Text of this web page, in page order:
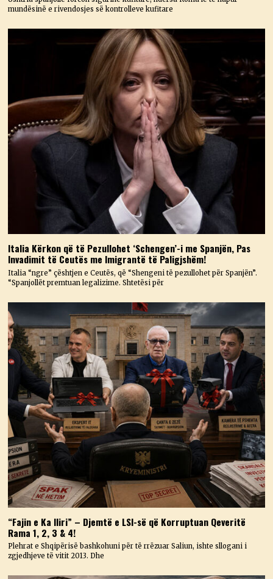
mundësinë e rivendosjes së kontrolleve kufitare
Italia Kërkon që të Pezullohet ‘Schengen’-i me Spanjën, Pas
Invadimit të Ceutës me Imigrantë të Paligjshëm!
Italia “ngre” çështjen e Ceutës, që “Shengeni të pezullohet për Spanjën”.
“Spanjollët premtuan legalizime. Shtetësi për
“Fajin e Ka Iliri” – Djemtë e LSI-së që Korruptuan Qeveritë
Rama 1, 2, 3 & 4!
Plehrat e Shqipërisë bashkohuni për të rrëzuar Saliun, ishte sllogani i
zgjedhjeve të vitit 2013. Dhe